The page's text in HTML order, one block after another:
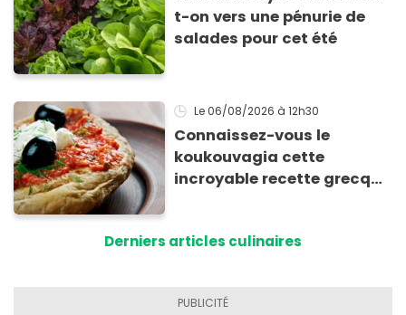
t-on vers une pénurie de
salades pour cet été
Le 06/08/2026 à 12h30
Connaissez-vous le
koukouvagia cette
incroyable recette grecque
Derniers articles culinaires